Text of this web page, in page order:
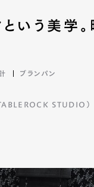
という美学
ブランパン
TABLEROCK STUDIO）